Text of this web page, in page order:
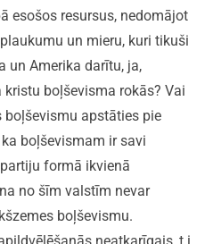
esošos resursus, nedomājot
un mieru, kuri tikuši
un Amerika darītu, ja,
boļševisma rokās? Vai
apstāties pie
boļševismam ir savi
formā ikvienā
no šīm valstīm nevar
boļševismu.